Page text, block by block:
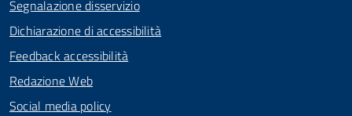
Segnalazione disservizio
Dichiarazione di accessibilità
Feedback accessibilità
Redazione Web
Social media policy